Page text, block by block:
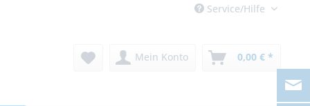
Service/Hilfe
Mein Konto 0,00 € *